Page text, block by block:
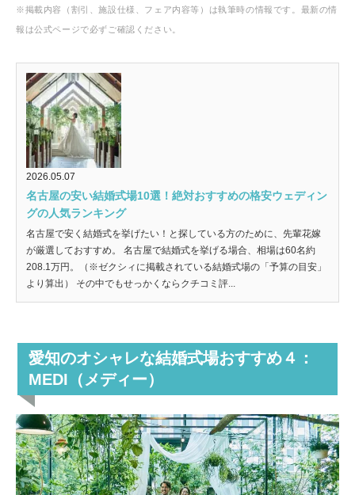
※掲載内容（割引、施設仕様、フェア内容等）は執筆時の情報です。最新の情
報は公式ページで必ずご確認ください。
2026.05.07
名古屋の安い結婚式場10選！絶対おすすめの格安ウェディン
グの人気ランキング
名古屋で安く結婚式を挙げたい！と探している方のために、先輩花嫁
が厳選しておすすめ。 名古屋で結婚式を挙げる場合、相場は60名約
208.1万円。（※ゼクシィに掲載されている結婚式場の「予算の目安」
より算出） その中でもせっかくならクチコミ評...
愛知のオシャレな結婚式場おすすめ４：
MEDI（メディー）